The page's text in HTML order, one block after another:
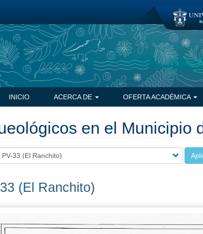
Navegación
INICIO ACERCA DE OFERTA ACADÉMICA
en el Municipio
(El Ranchito)